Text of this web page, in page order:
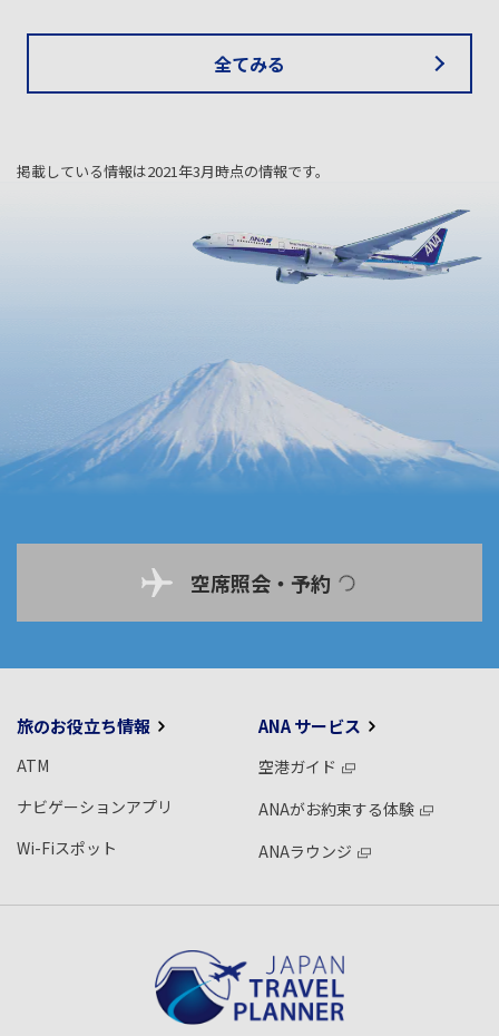
全てみる
掲載している情報は2021年3月時点の情報です。
空席照会・予約
旅のお役立ち情報
ATM
ナビゲーションアプリ
Wi-Fiスポット
ANA サービス
空港ガイド
ANAがお約束する体験
ANAラウンジ